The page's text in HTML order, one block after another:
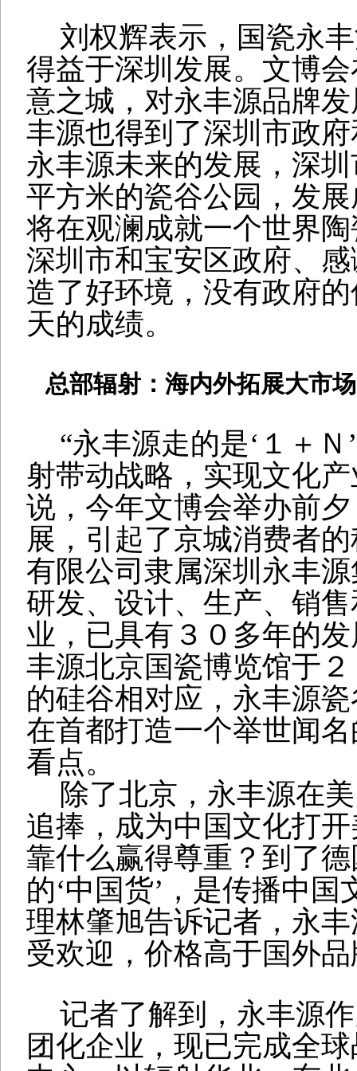
刘权辉表示，国瓷永
得益于深圳发展。文博
意之城，对永丰源品牌
丰源也得到了深圳市政
永丰源未来的发展，深
平方米的瓷谷公园，发
将在观澜成就一个世界
深圳市和宝安区政府、
造了好环境，没有政府
天的成绩。
总部辐射： 海内外拓展大市场
“永丰源走的是‘ １＋Ｎ ’
射带动战略，实现文化
说，今年文博会举办前
展，引起了京城消费者
有限公司隶属深圳永丰
研发、设计、生产、销
业，已具有３０多年的
丰源北京国瓷博览馆于
的硅谷相对应，永丰源
在首都打造一个举世闻
看点。
除了北京，永丰源在
追捧，成为中国文化打
靠什么赢得尊重？到了
的‘中国货’ ，是传播中
理林肇旭告诉记者，永
受欢迎，价格高于国外
记者了解到，永丰源
团化企业，现已完成全